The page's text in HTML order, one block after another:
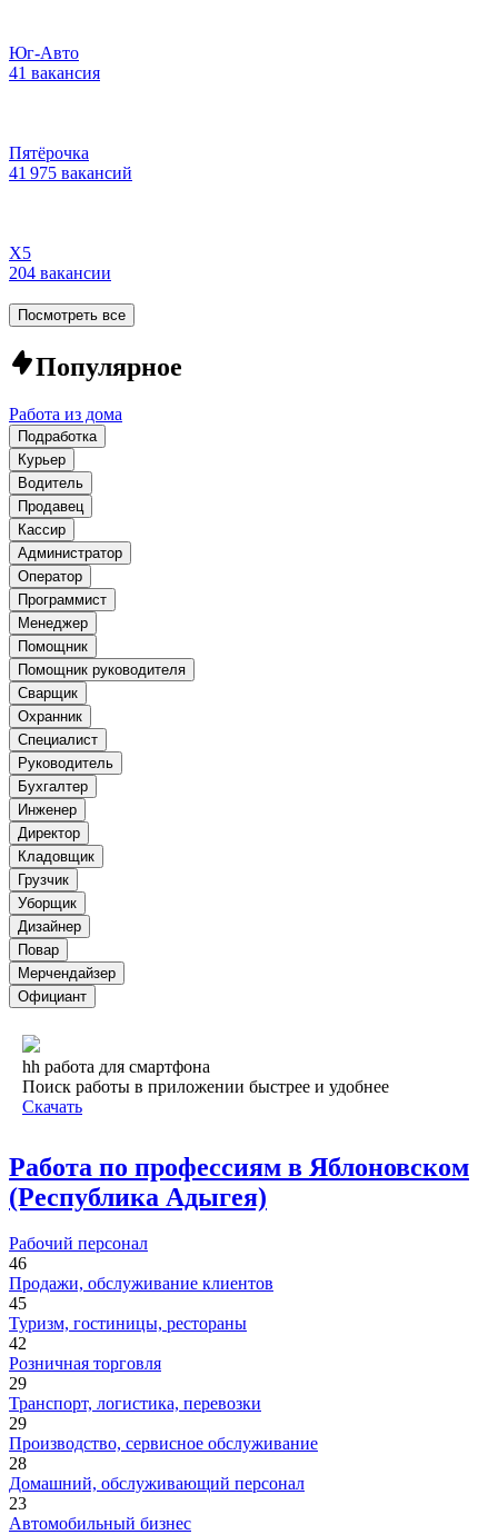
Юг-Авто
41 вакансия
Пятёрочка
41 975 вакансий
Х5
204 вакансии
Посмотреть все
Популярное
Работа из дома
Подработка
Курьер
Водитель
Продавец
Кассир
Администратор
Оператор
Программист
Менеджер
Помощник
Помощник руководителя
Сварщик
Охранник
Специалист
Руководитель
Бухгалтер
Инженер
Директор
Кладовщик
Грузчик
Уборщик
Дизайнер
Повар
Мерчендайзер
Официант
hh работа для смартфона
Поиск работы в приложении быстрее и удобнее
Скачать
Работа по профессиям в Яблоновском
(Республика Адыгея)
Рабочий персонал
46
Продажи, обслуживание клиентов
45
Туризм, гостиницы, рестораны
42
Розничная торговля
29
Транспорт, логистика, перевозки
29
Производство, сервисное обслуживание
28
Домашний, обслуживающий персонал
23
Автомобильный бизнес